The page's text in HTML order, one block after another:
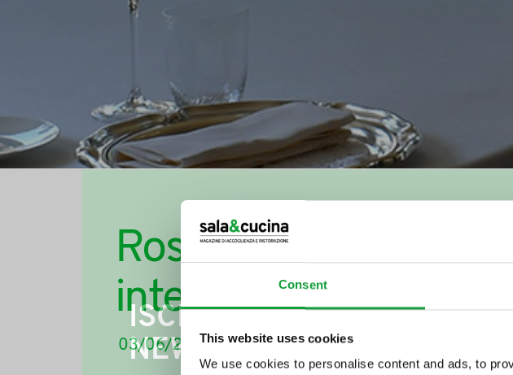
Consent
This website uses cookies
We use cookies to personalise content and ads, to
Roséxpo: a Lecce il
internazionale dei
03/06/2016
ISCRIVITI ALLA
NEWSLETTER